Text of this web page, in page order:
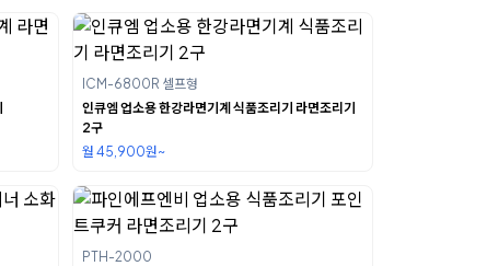
ICM-6800R 셀프형
인큐엠 업소용 한강라면기계 식품조리기 라면조리기
2구
월 45,900원~
PTH-2000